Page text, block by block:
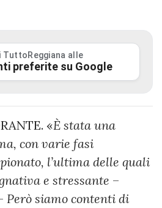
TuttoReggiana alle
preferite su Google
«È stata una
con varie fasi
l’ultima delle quali
e stressante –
Però siamo contenti di